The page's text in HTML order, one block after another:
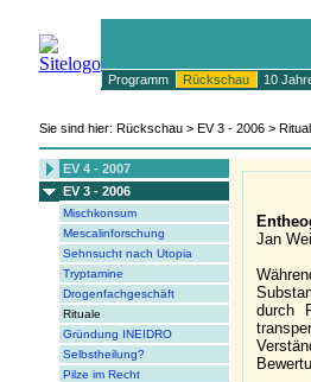
Programm Rückschau 10
Sie sind hier: Rückschau > EV 3 - 2006 >
EV 4 - 2007
EV 3 - 2006
Mischkonsum
Mescalinforschung
Sehnsucht nach Utopia
Tryptamine
Drogenfachgeschäft
Rituale
Gründung INEIDRO
Selbstheilung?
Pilze im Recht
Jan
durch